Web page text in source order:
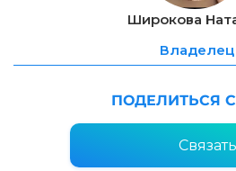
Широкова
Владелец
ПОДЕЛИТЬСЯ